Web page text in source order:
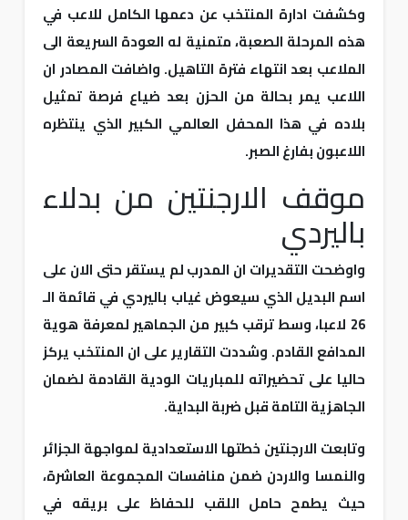
وكشفت ادارة المنتخب عن دعمها الكامل للاعب في
هذه المرحلة الصعبة، متمنية له العودة السريعة الى
الملاعب بعد انتهاء فترة التاهيل. واضافت المصادر ان
اللاعب يمر بحالة من الحزن بعد ضياع فرصة تمثيل
بلاده في هذا المحفل العالمي الكبير الذي ينتظره
اللاعبون بفارغ الصبر.
موقف الارجنتين من بدلاء
باليردي
واوضحت التقديرات ان المدرب لم يستقر حتى الان على
اسم البديل الذي سيعوض غياب باليردي في قائمة الـ
26 لاعبا، وسط ترقب كبير من الجماهير لمعرفة هوية
المدافع القادم. وشددت التقارير على ان المنتخب يركز
حاليا على تحضيراته للمباريات الودية القادمة لضمان
الجاهزية التامة قبل ضربة البداية.
وتابعت الارجنتين خطتها الاستعدادية لمواجهة الجزائر
والنمسا والاردن ضمن منافسات المجموعة العاشرة،
حيث يطمح حامل اللقب للحفاظ على بريقه في